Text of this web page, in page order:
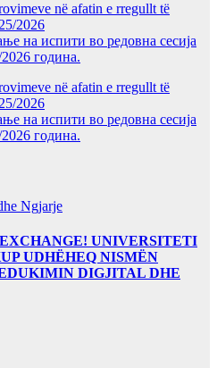
në afatin e rregullt të
2026
испити во редовна сесија
година.
në afatin e rregullt të
2026
испити во редовна сесија
година.
Ngjarje
UNIVERSITETI
UDHËHEQ NISMËN
DIGJITAL DHE